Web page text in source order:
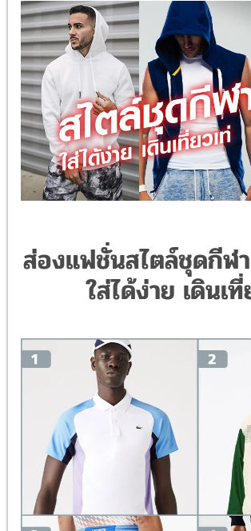
ส่องแฟชั่นสไตล์ชุดกีฬ
ใส่ได้ง่าย เดินเที่